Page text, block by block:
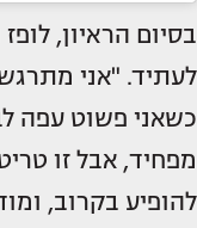
בסיום הראיון,
לעתיד. "אני
כשאני פשוט עפה
מפחיד, אבל זו
להופיע בקרוב,